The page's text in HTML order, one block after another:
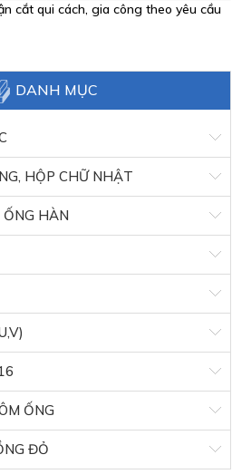
cắt qui cách, gia công theo yêu cầu
DANH MỤC
HỘP CHỮ NHẬT
ỐNG HÀN
ỐNG
ĐỎ